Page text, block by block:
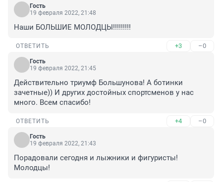
Гость
19 февраля 2022, 21:48
Наши БОЛЬШИЕ МОЛОДЦЫ!!!!!!!!!
ОТВЕТИТЬ +3 –0
Гость
19 февраля 2022, 21:45
Действительно триумф Большунова! А ботинки
зачетные)) И других достойных спортсменов у нас
много. Всем спасибо!
ОТВЕТИТЬ +4 –0
Гость
19 февраля 2022, 21:43
Порадовали сегодня и лыжники и фигуристы!
Молодцы!